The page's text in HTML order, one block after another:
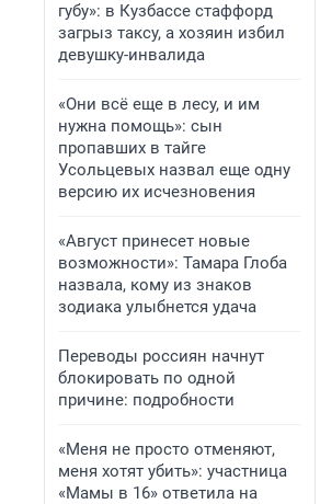
губу»: в Кузбассе стаффорд
загрыз таксу, а хозяин избил
девушку-инвалида
«Они всё еще в лесу, и им
нужна помощь»: сын
пропавших в тайге
Усольцевых назвал еще одну
версию их исчезновения
«Август принесет новые
возможности»: Тамара Глоба
назвала, кому из знаков
зодиака улыбнется удача
Переводы россиян начнут
блокировать по одной
причине: подробности
«Меня не просто отменяют,
меня хотят убить»: участница
«Мамы в 16» ответила на